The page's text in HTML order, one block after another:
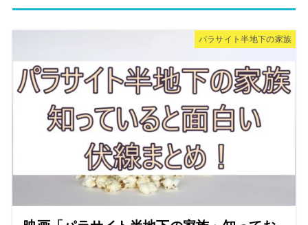
パラサイト半地下の家族